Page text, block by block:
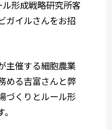
形成戦略研究所客
ガイルさんをお招
主催する細胞農業
める吉富さんと弊
づくりとルール形